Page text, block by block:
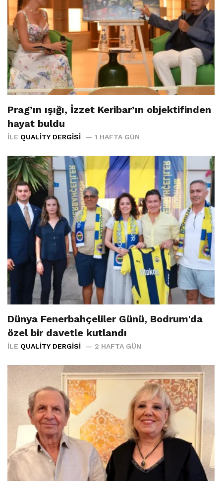
Prag’ın ışığı, İzzet Keribar’ın objektifinden
hayat buldu
İLE QUALITY DERGISI 1 HAFTA GÜN
Dünya Fenerbahçeliler Günü, Bodrum'da
özel bir davetle kutlandı
İLE QUALITY DERGISI 2 HAFTA GÜN